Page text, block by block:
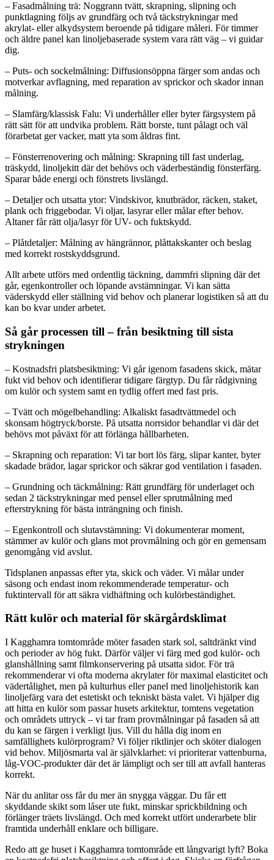
– Fasadmålning trä: Noggrann tvätt, skrapning, slipning och
punktlagning följs av grundfärg och två täckstrykningar med
akrylat- eller alkydsystem beroende på tidigare måleri. För timmer
och äldre panel kan linoljebaserade system vara rätt väg – vi guidar
dig.
– Puts- och sockelmålning: Diffusionsöppna färger som andas och
motverkar avflagning, med reparation av sprickor och skador innan
målning.
– Slamfärg/klassisk Falu: Vi underhåller eller byter färgsystem på
rätt sätt för att undvika problem. Rätt borste, tunt pålagt och väl
förarbetat ger vacker, matt yta som åldras fint.
– Fönsterrenovering och målning: Skrapning till fast underlag,
träskydd, linoljekitt där det behövs och väderbeständig fönsterfärg.
Sparar både energi och fönstrets livslängd.
– Detaljer och utsatta ytor: Vindskivor, knutbrädor, räcken, staket,
plank och friggebodar. Vi oljar, lasyrar eller målar efter behov.
Altaner får rätt olja/lasyr för UV- och fuktskydd.
– Plåtdetaljer: Målning av hängrännor, plåttakskanter och beslag
med korrekt rostskyddsgrund.
Allt arbete utförs med ordentlig täckning, dammfri slipning där det
går, egenkontroller och löpande avstämningar. Vi kan sätta
väderskydd eller ställning vid behov och planerar logistiken så att du
kan bo kvar under arbetet.
Så går processen till – från besiktning till sista
strykningen
– Kostnadsfri platsbesiktning: Vi går igenom fasadens skick, mätar
fukt vid behov och identifierar tidigare färgtyp. Du får rådgivning
om kulör och system samt en tydlig offert med fast pris.
– Tvätt och mögelbehandling: Alkaliskt fasadtvättmedel och
skonsam högtryck/borste. På utsatta norrsidor behandlar vi där det
behövs mot påväxt för att förlänga hållbarheten.
– Skrapning och reparation: Vi tar bort lös färg, slipar kanter, byter
skadade brädor, lagar sprickor och säkrar god ventilation i fasaden.
– Grundning och täckmålning: Rätt grundfärg för underlaget och
sedan 2 täckstrykningar med pensel eller sprutmålning med
efterstrykning för bästa inträngning och finish.
– Egenkontroll och slutavstämning: Vi dokumenterar moment,
stämmer av kulör och glans mot provmålning och gör en gemensam
genomgång vid avslut.
Tidsplanen anpassas efter yta, skick och väder. Vi målar under
säsong och endast inom rekommenderade temperatur- och
fuktintervall för att säkra vidhäftning och kulörbeständighet.
Rätt kulör och material för skärgårdsklimat
I Kagghamra tomtområde möter fasaden stark sol, saltdränkt vind
och perioder av hög fukt. Därför väljer vi färg med god kulör- och
glanshållning samt filmkonservering på utsatta sidor. För trä
rekommenderar vi ofta moderna akrylater för maximal elasticitet och
vädertålighet, men på kulturhus eller panel med linoljehistorik kan
linoljefärg vara det estetiskt och tekniskt bästa valet. Vi hjälper dig
att hitta en kulör som passar husets arkitektur, tomtens vegetation
och områdets uttryck – vi tar fram provmålningar på fasaden så att
du kan se färgen i verkligt ljus. Vill du hålla dig inom en
samfällighets kulörprogram? Vi följer riktlinjer och sköter dialogen
vid behov. Miljösmarta val är självklarhet: vi prioriterar vattenburna,
låg-VOC-produkter där det är lämpligt och ser till att avfall hanteras
korrekt.
När du anlitar oss får du mer än snygga väggar. Du får ett
skyddande skikt som låser ute fukt, minskar sprickbildning och
förlänger träets livslängd. Och med korrekt utfört underarbete blir
framtida underhåll enklare och billigare.
Redo att ge huset i Kagghamra tomtområde ett långvarigt lyft? Boka